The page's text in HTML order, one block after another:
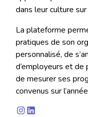
dans leur culture
La plateforme
pratiques de son
personnalisé, de
d’employeurs et de
de mesurer ses
convenus sur
Instagram
LinkedIn